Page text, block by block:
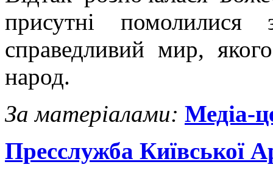
присутні
справедливий мир,
народ.
За матеріалами: Медіа-
Пресслужба Київської